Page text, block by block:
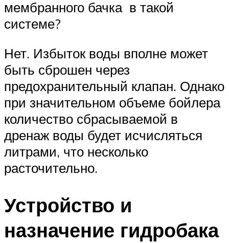
мембранного бачка в такой
системе?
Нет. Избыток воды вполне может
быть сброшен через
предохранительный клапан. Однако
при значительном объеме бойлера
количество сбрасываемой в
дренаж воды будет исчисляться
литрами, что несколько
расточительно.
Устройство и
назначение гидробака